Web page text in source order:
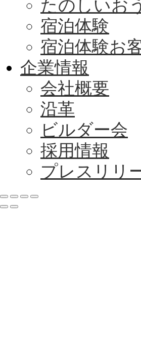
たのしいお
宿泊体験
宿泊体験お
企業情報
会社概要
沿革
ビルダー会
採用情報
プレスリリ